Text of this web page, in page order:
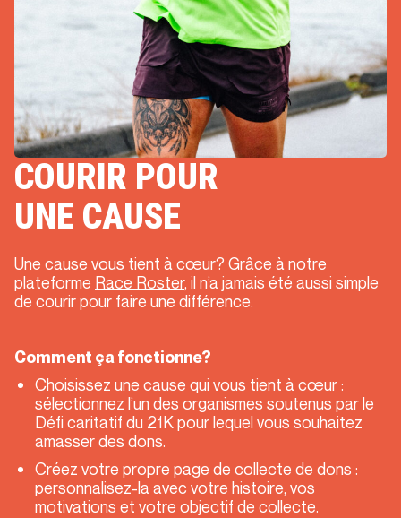
COURIR POUR
UNE CAUSE
Une cause vous tient à cœur? Grâce à notre
plateforme Race Roster, il n’a jamais été aussi simple
de courir pour faire une différence.
Comment ça fonctionne?
Choisissez une cause qui vous tient à cœur :
sélectionnez l’un des organismes soutenus par le
Défi caritatif du 21K pour lequel vous souhaitez
amasser des dons.
Créez votre propre page de collecte de dons :
personnalisez-la avec votre histoire, vos
motivations et votre objectif de collecte.